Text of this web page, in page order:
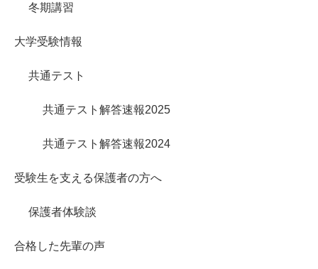
冬期講習
大学受験情報
共通テスト
共通テスト解答速報2025
共通テスト解答速報2024
受験生を支える保護者の方へ
保護者体験談
合格した先輩の声